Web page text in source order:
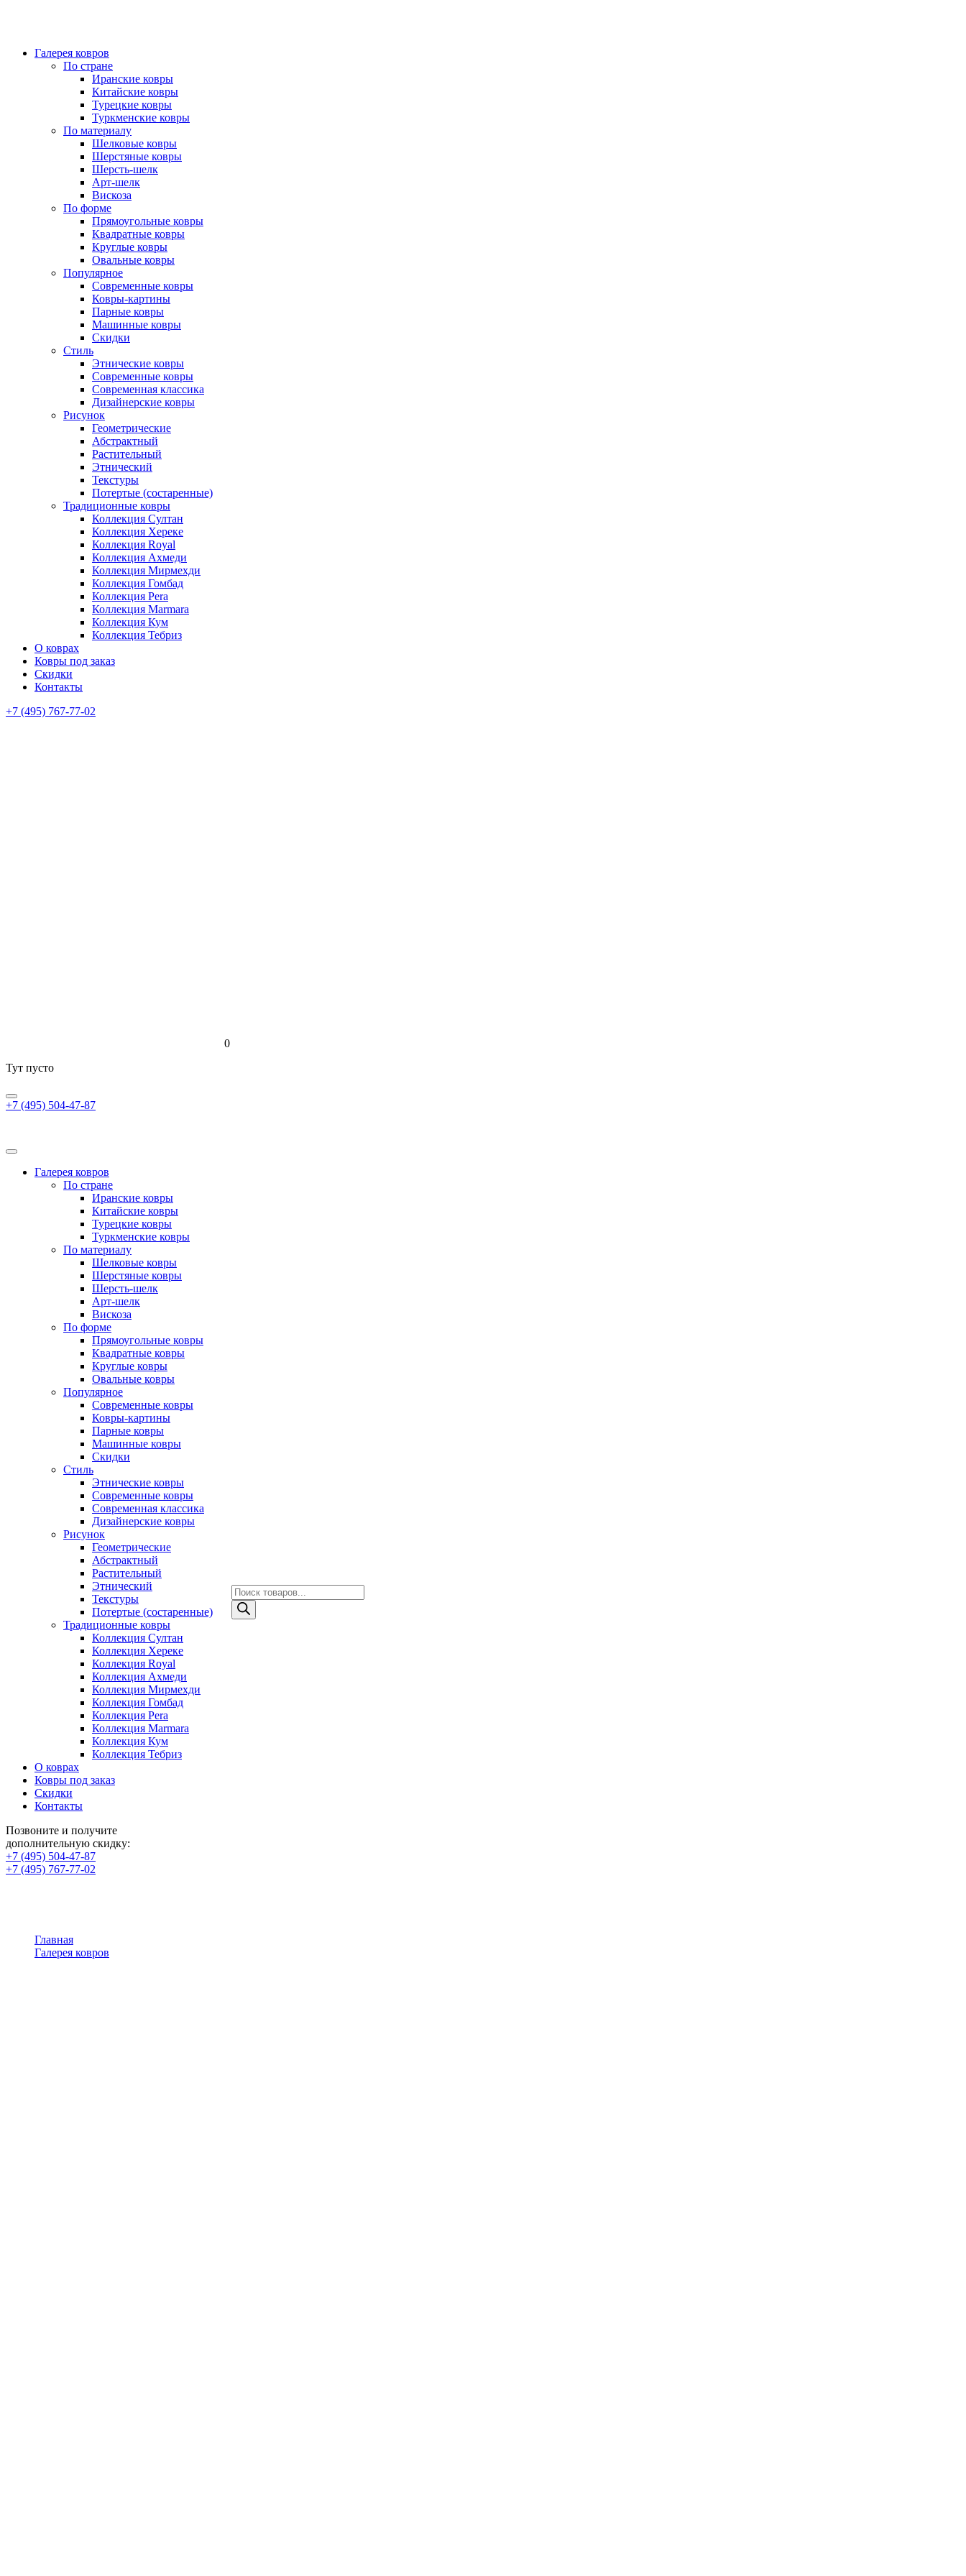
Галерея ковров
По стране
Иранские ковры
Китайские ковры
Турецкие ковры
Туркменские ковры
По материалу
Шелковые ковры
Шерстяные ковры
Шерсть-шелк
Арт-шелк
Вискоза
По форме
Прямоугольные ковры
Квадратные ковры
Круглые ковры
Овальные ковры
Популярное
Современные ковры
Ковры-картины
Парные ковры
Машинные ковры
Скидки
Стиль
Этнические ковры
Современные ковры
Современная классика
Дизайнерские ковры
Рисунок
Геометрические
Абстрактный
Растительный
Этнический
Текстуры
Потертые (состаренные)
Традиционные ковры
Коллекция Султан
Коллекция Хереке
Коллекция Royal
Коллекция Ахмеди
Коллекция Мирмехди
Коллекция Гомбад
Коллекция Pera
Коллекция Marmara
Коллекция Кум
Коллекция Тебриз
О коврах
Ковры под заказ
Скидки
Контакты
+7 (495) 767-77-02
0
Тут пусто
+7 (495) 504-47-87
Галерея ковров
По стране
Иранские ковры
Китайские ковры
Турецкие ковры
Туркменские ковры
По материалу
Шелковые ковры
Шерстяные ковры
Шерсть-шелк
Арт-шелк
Вискоза
По форме
Прямоугольные ковры
Квадратные ковры
Круглые ковры
Овальные ковры
Популярное
Современные ковры
Ковры-картины
Парные ковры
Машинные ковры
Скидки
Стиль
Этнические ковры
Современные ковры
Современная классика
Дизайнерские ковры
Рисунок
Геометрические
Абстрактный
Растительный
Этнический
Текстуры
Потертые (состаренные)
Традиционные ковры
Коллекция Султан
Коллекция Хереке
Коллекция Royal
Коллекция Ахмеди
Коллекция Мирмехди
Коллекция Гомбад
Коллекция Pera
Коллекция Marmara
Коллекция Кум
Коллекция Тебриз
О коврах
Ковры под заказ
Скидки
Контакты
Позвоните и получите
дополнительную скидку:
+7 (495) 504-47-87
+7 (495) 767-77-02
Главная
Галерея ковров
Поиск
товаров